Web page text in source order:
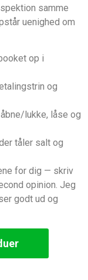
samme
uenighed om
op i
og
lukke, låse og
tåler salt og
for dig — skriv
opinion. Jeg
godt ud og